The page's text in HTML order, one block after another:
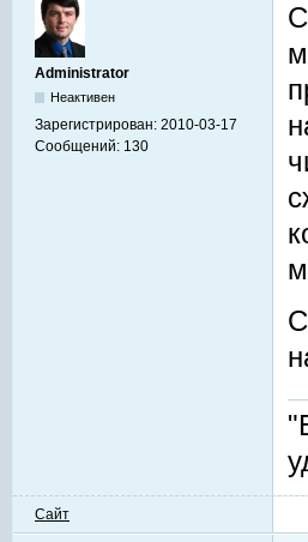
Administrator
Неактивен
Зарегистрирован: 2010-03-17
Сообщений: 130
Сайт